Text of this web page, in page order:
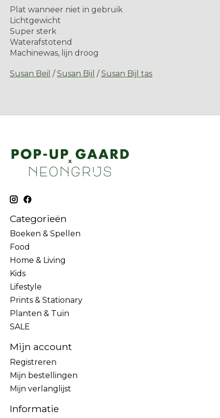
Plat wanneer niet in gebruik
Lichtgewicht
Super sterk
Waterafstotend
Machinewas, lijn droog
Susan Beil /Susan Bijl /Susan Bijl tas
Categorieën
Boeken & Spellen
Food
Home & Living
Kids
Lifestyle
Prints & Stationary
Planten & Tuin
SALE
Mijn account
Registreren
Mijn bestellingen
Mijn verlanglijst
Informatie